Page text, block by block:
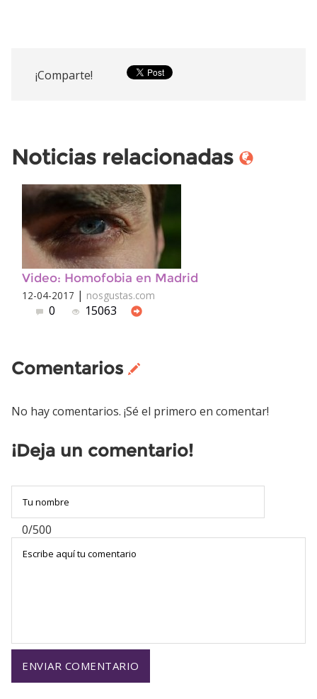
¡Comparte!
Noticias relacionadas
Video: Homofobia en Madrid
12-04-2017 | nosgustas.com
0 15063
Comentarios
No hay comentarios. ¡Sé el primero en comentar!
¡Deja un comentario!
0/500